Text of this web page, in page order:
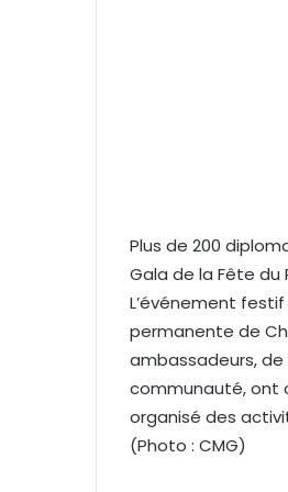
Plus de 200
Gala de la Fête du
L’événement
permanente de
ambassadeurs,
communauté, ont
organisé des
(Photo : CMG)